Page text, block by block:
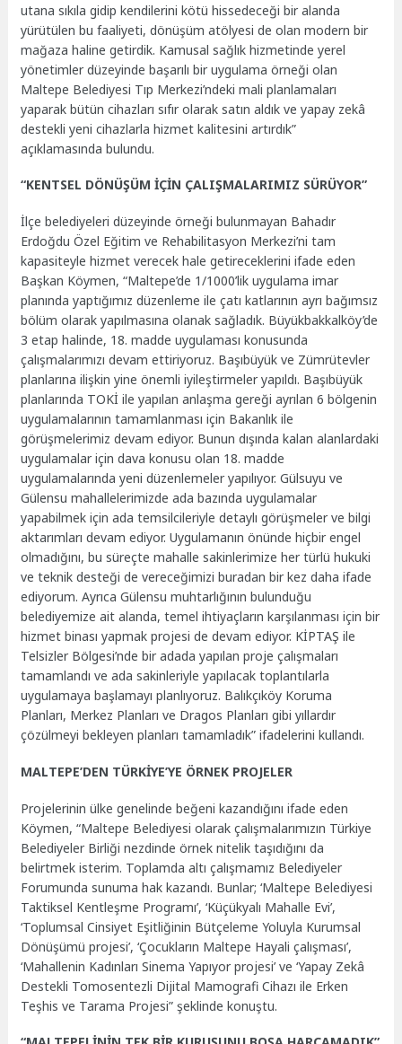
utana sıkıla gidip kendilerini kötü hissedeceği bir alanda
yürütülen bu faaliyeti, dönüşüm atölyesi de olan modern bir
mağaza haline getirdik. Kamusal sağlık hizmetinde yerel
yönetimler düzeyinde başarılı bir uygulama örneği olan
Maltepe Belediyesi Tıp Merkezi’ndeki mali planlamaları
yaparak bütün cihazları sıfır olarak satın aldık ve yapay zekâ
destekli yeni cihazlarla hizmet kalitesini artırdık”
açıklamasında bulundu.
“KENTSEL DÖNÜŞÜM İÇİN ÇALIŞMALARIMIZ SÜRÜYOR”
İlçe belediyeleri düzeyinde örneği bulunmayan Bahadır
Erdoğdu Özel Eğitim ve Rehabilitasyon Merkezi’ni tam
kapasiteyle hizmet verecek hale getireceklerini ifade eden
Başkan Köymen, “Maltepe’de 1/1000’lik uygulama imar
planında yaptığımız düzenleme ile çatı katlarının ayrı bağımsız
bölüm olarak yapılmasına olanak sağladık. Büyükbakkalköy’de
3 etap halinde, 18. madde uygulaması konusunda
çalışmalarımızı devam ettiriyoruz. Başıbüyük ve Zümrütevler
planlarına ilişkin yine önemli iyileştirmeler yapıldı. Başıbüyük
planlarında TOKİ ile yapılan anlaşma gereği ayrılan 6 bölgenin
uygulamalarının tamamlanması için Bakanlık ile
görüşmelerimiz devam ediyor. Bunun dışında kalan alanlardaki
uygulamalar için dava konusu olan 18. madde
uygulamalarında yeni düzenlemeler yapılıyor. Gülsuyu ve
Gülensu mahallelerimizde ada bazında uygulamalar
yapabilmek için ada temsilcileriyle detaylı görüşmeler ve bilgi
aktarımları devam ediyor. Uygulamanın önünde hiçbir engel
olmadığını, bu süreçte mahalle sakinlerimize her türlü hukuki
ve teknik desteği de vereceğimizi buradan bir kez daha ifade
ediyorum. Ayrıca Gülensu muhtarlığının bulunduğu
belediyemize ait alanda, temel ihtiyaçların karşılanması için bir
hizmet binası yapmak projesi de devam ediyor. KİPTAŞ ile
Telsizler Bölgesi’nde bir adada yapılan proje çalışmaları
tamamlandı ve ada sakinleriyle yapılacak toplantılarla
uygulamaya başlamayı planlıyoruz. Balıkçıköy Koruma
Planları, Merkez Planları ve Dragos Planları gibi yıllardır
çözülmeyi bekleyen planları tamamladık” ifadelerini kullandı.
MALTEPE’DEN TÜRKİYE’YE ÖRNEK PROJELER
Projelerinin ülke genelinde beğeni kazandığını ifade eden
Köymen, “Maltepe Belediyesi olarak çalışmalarımızın Türkiye
Belediyeler Birliği nezdinde örnek nitelik taşıdığını da
belirtmek isterim. Toplamda altı çalışmamız Belediyeler
Forumunda sunuma hak kazandı. Bunlar; ‘Maltepe Belediyesi
Taktiksel Kentleşme Programı’, ‘Küçükyalı Mahalle Evi’,
‘Toplumsal Cinsiyet Eşitliğinin Bütçeleme Yoluyla Kurumsal
Dönüşümü projesi’, ‘Çocukların Maltepe Hayali çalışması’,
‘Mahallenin Kadınları Sinema Yapıyor projesi’ ve ‘Yapay Zekâ
Destekli Tomosentezli Dijital Mamografi Cihazı ile Erken
Teşhis ve Tarama Projesi” şeklinde konuştu.